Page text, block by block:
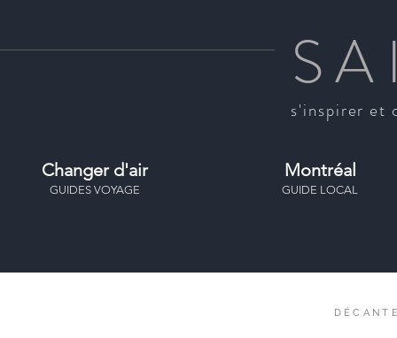
s'inspirer et
Changer d'air Montréal
GUIDE LOCAL
GUIDES VOYAGE